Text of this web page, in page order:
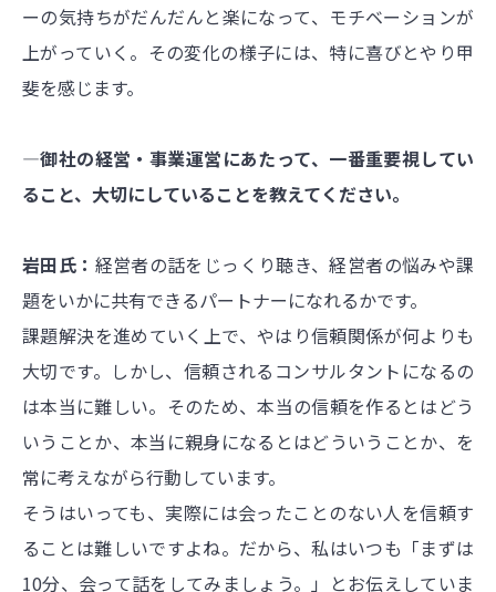
ーの気持ちがだんだんと楽になって、モチベーションが
上がっていく。その変化の様子には、特に喜びとやり甲
斐を感じます。
―御社の経営・事業運営にあたって、一番重要視してい
ること、大切にしていることを教えてください。
岩田氏： 経営者の話をじっくり聴き、経営者の悩みや課
題をいかに共有できるパートナーになれるかです。
課題解決を進めていく上で、やはり信頼関係が何よりも
大切です。しかし、信頼されるコンサルタントになるの
は本当に難しい。そのため、本当の信頼を作るとはどう
いうことか、本当に親身になるとはどういうことか、を
常に考えながら行動しています。
そうはいっても、実際には会ったことのない人を信頼す
ることは難しいですよね。だから、私はいつも「まずは
10分、会って話をしてみましょう。」とお伝えしていま